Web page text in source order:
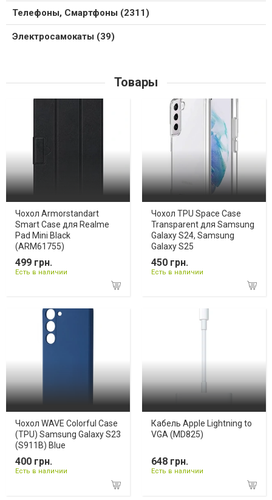
Телефоны, Смартфоны (2311)
Электросамокаты (39)
Товары
Чохол Armorstandart
Smart Case для Realme
Pad Mini Black
(ARM61755)
499 грн.
Есть в наличии
Чохол TPU Space Case
Transparent для Samsung
Galaxy S24, Samsung
Galaxy S25
450 грн.
Есть в наличии
Чохол WAVE Colorful Case
(TPU) Samsung Galaxy S23
(S911B) Blue
400 грн.
Есть в наличии
Кабель Apple Lightning to
VGA (MD825)
648 грн.
Есть в наличии